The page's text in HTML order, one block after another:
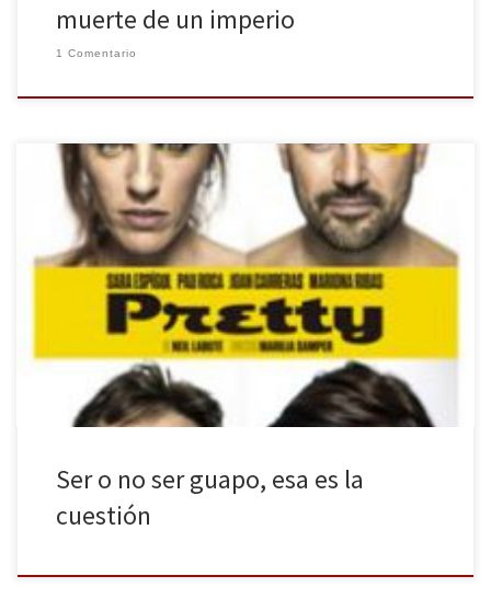
muerte de un imperio
1 Comentario
¿Tu pareja debe encontrarte siempre guapo o guapa? Si algo de ti
no le gusta, ¿debe decirlo? ¿Toleramos que las personas a
quienes gustamos no nos encuentren objetivamente guapos?
¿Nos da ventajas en la vida haber sido obsequiados con el don de
la belleza? Ese don, ¿nos da libertad o […]
Ser o no ser guapo, esa es la
cuestión